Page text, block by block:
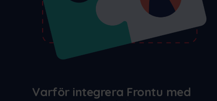
Varför integrera Frontu med